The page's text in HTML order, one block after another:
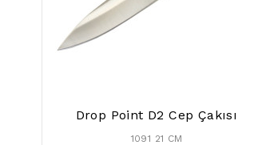
Drop Point D2 Cep Çakısı
1091 21 CM